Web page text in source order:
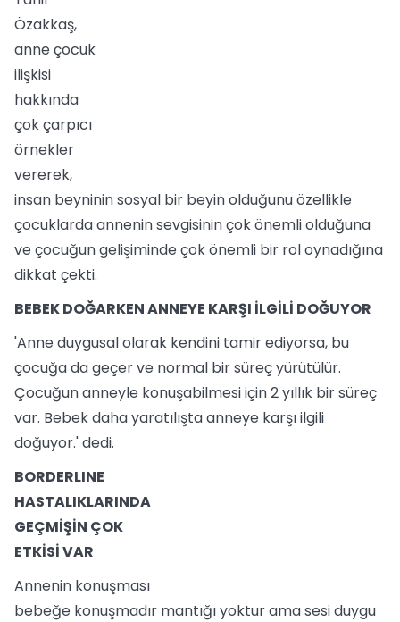
Özakkaş,
anne çocuk
ilişkisi
hakkında
çok çarpıcı
örnekler
vererek,
insan beyninin sosyal bir beyin olduğunu özellikle
çocuklarda annenin sevgisinin çok önemli olduğuna
ve çocuğun gelişiminde çok önemli bir rol oynadığına
dikkat çekti.
BEBEK DOĞARKEN ANNEYE KARŞI İLGİLİ DOĞUYOR
'Anne duygusal olarak kendini tamir ediyorsa, bu
çocuğa da geçer ve normal bir süreç yürütülür.
Çocuğun anneyle konuşabilmesi için 2 yıllık bir süreç
var. Bebek daha yaratılışta anneye karşı ilgili
doğuyor.' dedi.
BORDERLINE
HASTALIKLARINDA
GEÇMİŞİN ÇOK
ETKİSİ VAR
Annenin konuşması
bebeğe konuşmadır mantığı yoktur ama sesi duygu